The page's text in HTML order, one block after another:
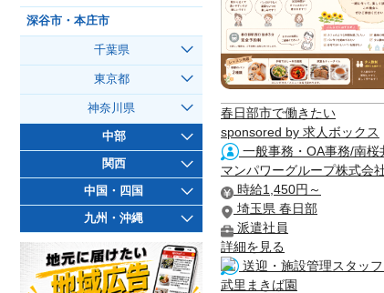
春日部市で働きたい
sponsored by 求人ボックス
一般事務・OA事務/南
マンパワーグループ株式会
時給1,450円～
埼玉県 春日部
派遣社員
詳細を見る
送迎・施設管理スタッ
武里まきば園
深谷市・本庄市
千葉県
東京都
神奈川県
中部
関西
中国・四国
九州・沖縄